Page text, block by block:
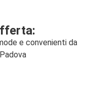
e convenienti da